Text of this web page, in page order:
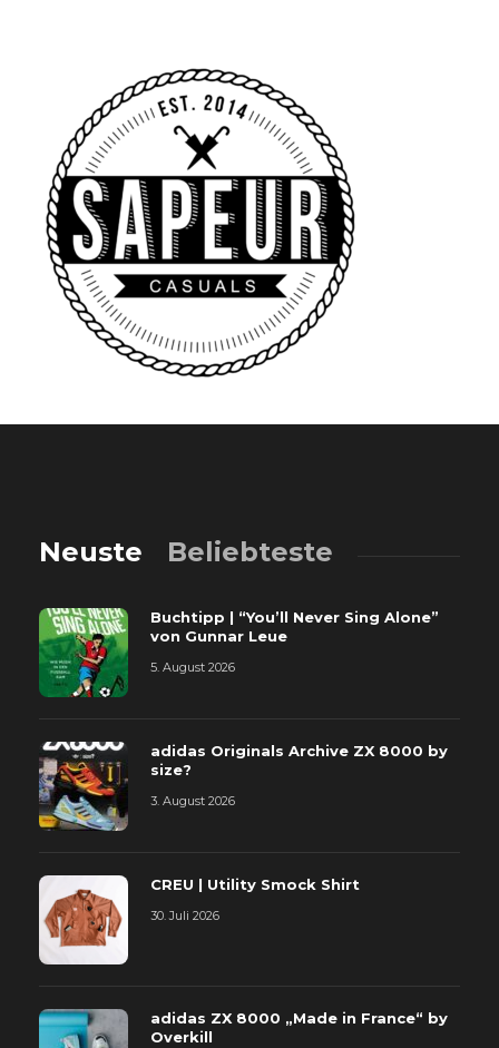
Neuste Beliebteste
Buchtipp | “You’ll Never Sing Alone”
von Gunnar Leue
5. August 2026
adidas Originals Archive ZX 8000 by
size?
3. August 2026
CREU | Utility Smock Shirt
30. Juli 2026
adidas ZX 8000 „Made in France“ by
Overkill